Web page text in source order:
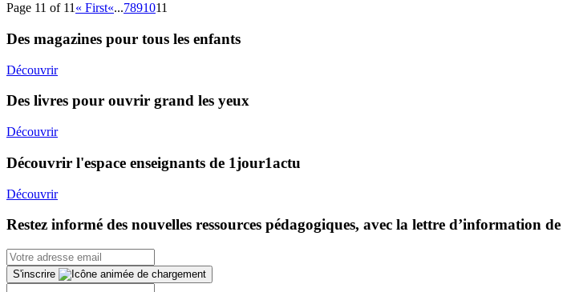
Page 11 of 11 « First«...7891011
Des magazines pour tous les enfants
Découvrir
Des livres pour ouvrir grand les yeux
Découvrir
Découvrir l'espace enseignants de 1jour1actu
Découvrir
Restez informé des nouvelles ressources pédagogiques, avec la lettre d’information
S'inscrire